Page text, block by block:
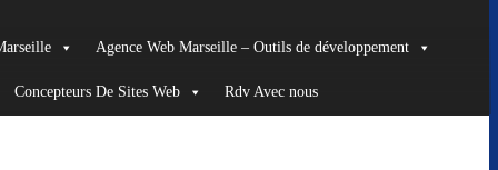
Agence Web Marseille – Outils de développement
Concepteurs De Sites Web Rdv Avec nous